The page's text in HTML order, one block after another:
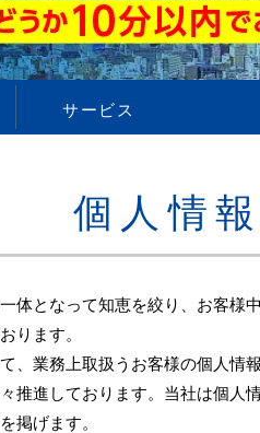
サービス
お問い合せ
個人情
体となって知恵を絞り、お客様
ります。
、業務上取扱うお客様の個人情
推進しております。当社は個
掲げます。